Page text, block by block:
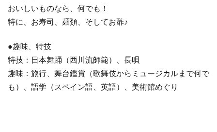
おいしいものなら、何でも！
特に、お寿司、麺類、そしてお酢♪
●趣味、特技
特技：日本舞踊（西川流師範）、長唄
趣味：旅行、舞台鑑賞（歌舞伎からミュージカルまで何で
も）、語学（スペイン語、英語）、美術館めぐり